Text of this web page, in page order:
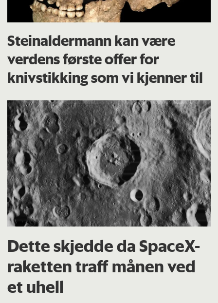
Steinaldermann kan være
verdens første offer for
knivstikking som vi kjenner til
Dette skjedde da SpaceX-
raketten traff månen ved
et uhell